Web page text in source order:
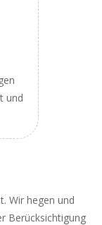
und
Wir hegen und
Berücksichtigung